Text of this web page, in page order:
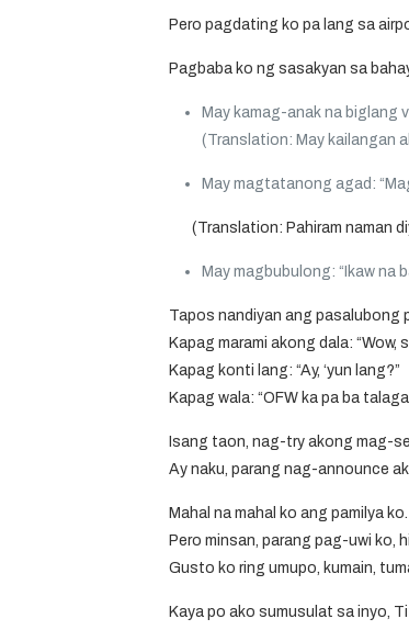
Pero pagdating ko pa lang sa
Pagbaba ko ng sasakyan sa
May kamag-anak na biglang
(Translation: May kailangan
May magtatanong agad:
(Translation: Pahiram naman
May magbubulong: “Ikaw
Tapos nandiyan ang pasalubong
Kapag marami akong dala: “Wow,
Kapag konti lang: “Ay, ‘yun lang?”
Kapag wala: “OFW ka pa ba
Isang taon, nag-try akong mag-
Ay naku, parang nag-announce
Mahal na mahal ko ang pamilya
Pero minsan, parang pag-uwi ko,
Gusto ko ring umupo, kumain,
Kaya po ako sumusulat sa inyo,